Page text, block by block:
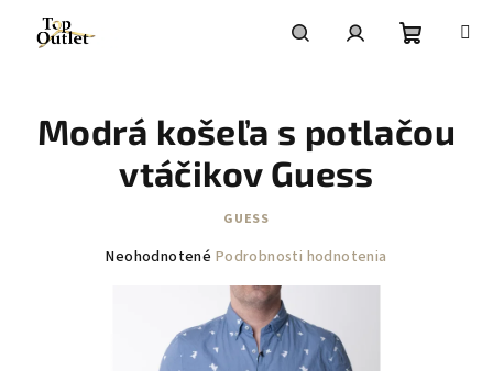
obsah
košík
Modrá košeľa s potlačou
vtáčikov Guess
GUESS
Priemerné
Neohodnotené Podrobnosti hodnotenia